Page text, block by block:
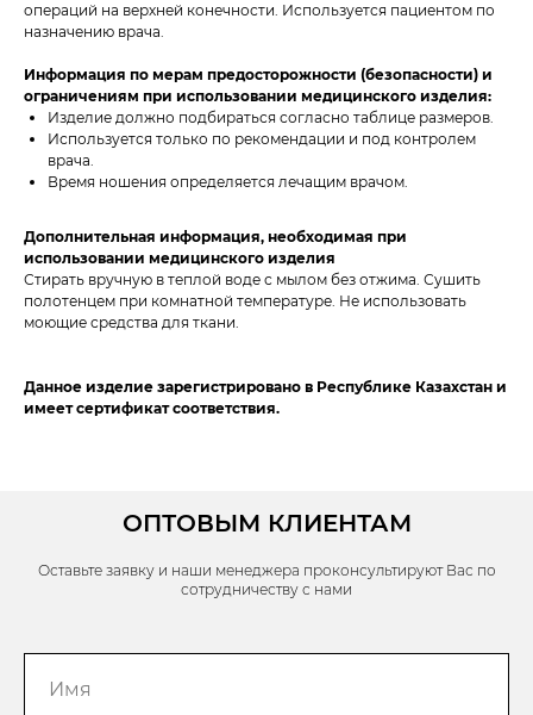
операций на верхней конечности. Используется пациентом по
назначению врача.
Информация по мерам предосторожности (безопасности) и
ограничениям при использовании медицинского изделия:
Изделие должно подбираться согласно таблице размеров.
Используется только по рекомендации и под контролем
врача.
Время ношения определяется лечащим врачом.
Дополнительная информация, необходимая при
использовании медицинского изделия
Стирать вручную в теплой воде с мылом без отжима. Сушить
полотенцем при комнатной температуре. Не использовать
моющие средства для ткани.
Данное изделие зарегистрировано в Республике Казахстан и
имеет сертификат соответствия.
ОПТОВЫМ КЛИЕНТАМ
Оставьте заявку и наши менеджера проконсультируют Вас по
сотрудничеству с нами